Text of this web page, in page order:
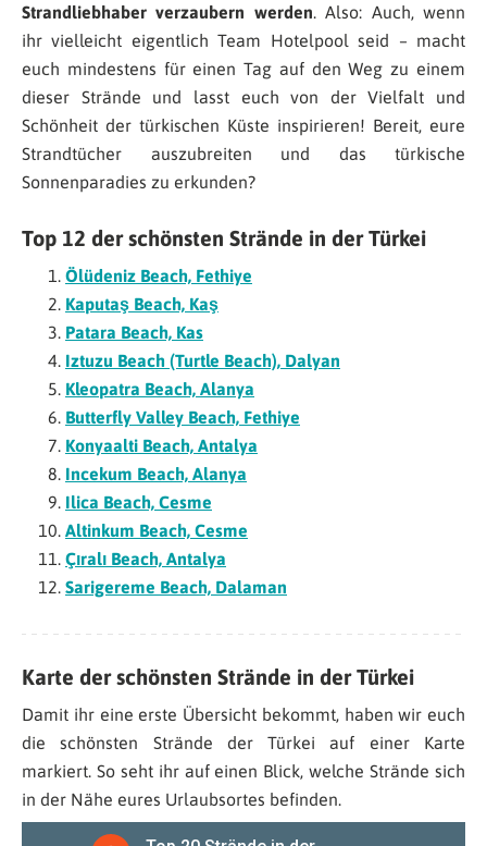
Strandliebhaber verzaubern werden. Also: Auch, wenn
ihr vielleicht eigentlich Team Hotelpool seid – macht
euch mindestens für einen Tag auf den Weg zu einem
dieser Strände und lasst euch von der Vielfalt und
Schönheit der türkischen Küste inspirieren! Bereit, eure
Strandtücher auszubreiten und das türkische
Sonnenparadies zu erkunden?
Top 12 der schönsten Strände in der Türkei
Ölüdeniz Beach, Fethiye
Kaputaş Beach, Kaş
Patara Beach, Kas
Iztuzu Beach (Turtle Beach), Dalyan
Kleopatra Beach, Alanya
Butterfly Valley Beach, Fethiye
Konyaalti Beach, Antalya
Incekum Beach, Alanya
Ilica Beach, Cesme
Altinkum Beach, Cesme
Çıralı Beach, Antalya
Sarigereme Beach, Dalaman
Karte der schönsten Strände in der Türkei
Damit ihr eine erste Übersicht bekommt, haben wir euch
die schönsten Strände der Türkei auf einer Karte
markiert. So seht ihr auf einen Blick, welche Strände sich
in der Nähe eures Urlaubsortes befinden.